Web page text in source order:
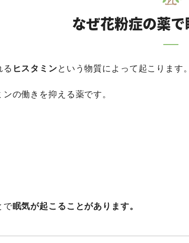
なぜ花粉症の薬
る ヒスタミン という物質によって起こります。
の働きを抑える薬です。
で眠気が起こることがあります。